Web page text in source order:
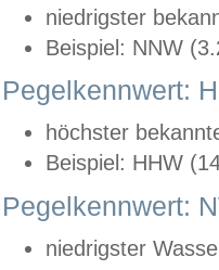
niedrigster
Beispiel: NNW
Pegelkennwert:
höchster
Beispiel: HHW
Pegelkennwert:
niedrigster